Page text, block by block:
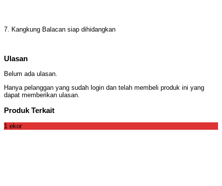
7. Kangkung Balacan siap dihidangkan
Ulasan
Belum ada ulasan.
Hanya pelanggan yang sudah login dan telah membeli produk ini yang
dapat memberikan ulasan.
Produk Terkait
1 ekor